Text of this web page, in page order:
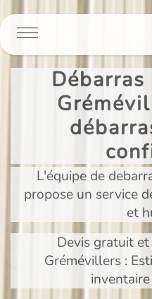
L'équipe de
propose un service
et
Devis gratuit
Grémévillers :